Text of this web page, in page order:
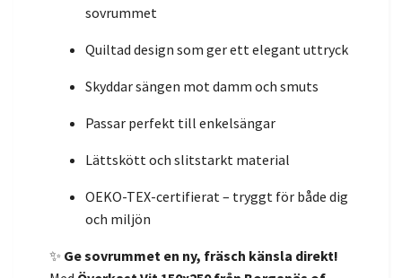
sovrummet
Quiltad design som ger ett elegant uttryck
Skyddar sängen mot damm och smuts
Passar perfekt till enkelsängar
Lättskött och slitstarkt material
OEKO-TEX-certifierat – tryggt för både dig
och miljön
✨ Ge sovrummet en ny, fräsch känsla direkt!